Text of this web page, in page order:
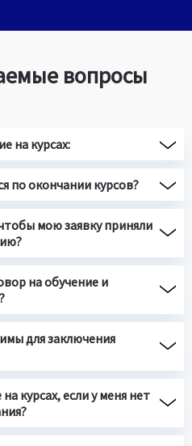
вопросы
на курсах:
по окончании курсов?
мою заявку приняли
на обучение и
для заключения
курсах, если у меня нет